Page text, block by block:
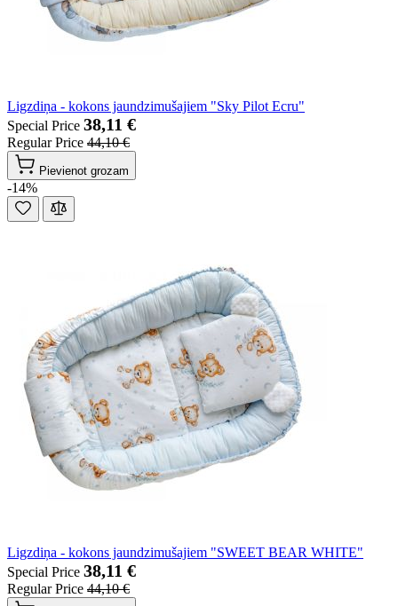
Ligzdiņa - kokons jaundzimušajiem "Sky Pilot Ecru"
Special Price 38,11 €
Regular Price 44,10 €
Pievienot grozam
-14%
Ligzdiņa - kokons jaundzimušajiem "SWEET BEAR WHITE"
Special Price 38,11 €
Regular Price 44,10 €